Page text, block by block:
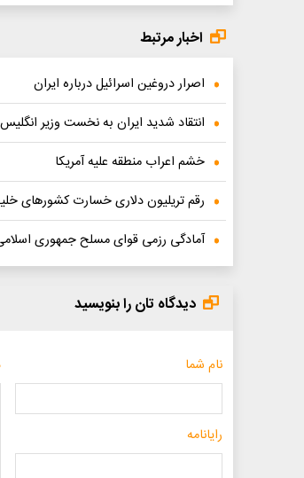
اخبار مرتبط
اصرار دروغین اسرائیل درباره ایران
انتقاد شدید ایران به نخست وزیر انگلیس
خشم اعراب منطقه علیه آمریکا
رقم تریلیون دلاری خسارت کشورهای
آمادگی رزمی قوای مسلح جمهوری
دیدگاه تان را بنویسید
نام شما
رایانامه